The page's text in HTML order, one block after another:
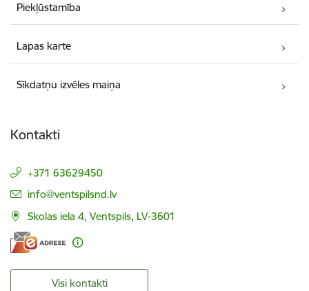
Piekļūstamība
Lapas karte
Sīkdatņu izvēles maiņa
Kontakti
+371 63629450
E-pasts:
info@ventspilsnd.lv
Skolas iela 4, Ventspils, LV-3601
Visi kontakti